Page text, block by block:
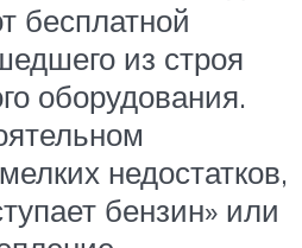
бесплатной
из строя
оборудования.
недостатков,
бензин» или